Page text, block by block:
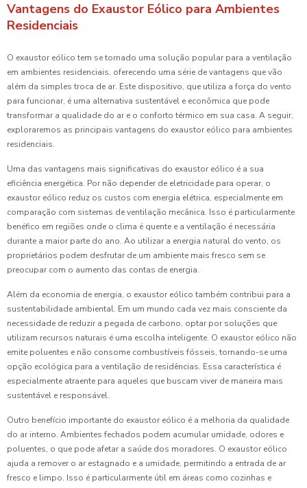
Vantagens do Exaustor Eólico para Ambientes
Residenciais
O exaustor eólico tem se tornado uma solução popular para a ventilação
em ambientes residenciais, oferecendo uma série de vantagens que vão
além da simples troca de ar. Este dispositivo, que utiliza a força do vento
para funcionar, é uma alternativa sustentável e econômica que pode
transformar a qualidade do ar e o conforto térmico em sua casa. A seguir,
exploraremos as principais vantagens do exaustor eólico para ambientes
residenciais.
Uma das vantagens mais significativas do exaustor eólico é a sua
eficiência energética. Por não depender de eletricidade para operar, o
exaustor eólico reduz os custos com energia elétrica, especialmente em
comparação com sistemas de ventilação mecânica. Isso é particularmente
benéfico em regiões onde o clima é quente e a ventilação é necessária
durante a maior parte do ano. Ao utilizar a energia natural do vento, os
proprietários podem desfrutar de um ambiente mais fresco sem se
preocupar com o aumento das contas de energia.
Além da economia de energia, o exaustor eólico também contribui para a
sustentabilidade ambiental. Em um mundo cada vez mais consciente da
necessidade de reduzir a pegada de carbono, optar por soluções que
utilizam recursos naturais é uma escolha inteligente. O exaustor eólico não
emite poluentes e não consome combustíveis fósseis, tornando-se uma
opção ecológica para a ventilação de residências. Essa característica é
especialmente atraente para aqueles que buscam viver de maneira mais
sustentável e responsável.
Outro benefício importante do exaustor eólico é a melhoria da qualidade
do ar interno. Ambientes fechados podem acumular umidade, odores e
poluentes, o que pode afetar a saúde dos moradores. O exaustor eólico
ajuda a remover o ar estagnado e a umidade, permitindo a entrada de ar
fresco e limpo. Isso é particularmente útil em áreas como cozinhas e